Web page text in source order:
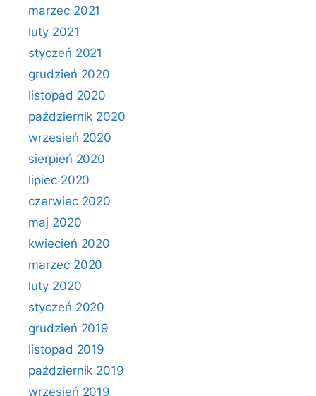
marzec 2021
luty 2021
styczeń 2021
grudzień 2020
listopad 2020
październik 2020
wrzesień 2020
sierpień 2020
lipiec 2020
czerwiec 2020
maj 2020
kwiecień 2020
marzec 2020
luty 2020
styczeń 2020
grudzień 2019
listopad 2019
październik 2019
wrzesień 2019